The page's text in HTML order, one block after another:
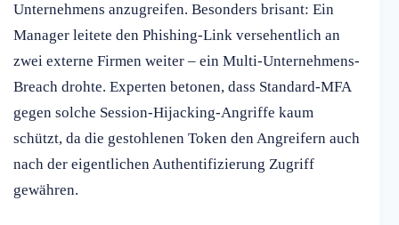
Unternehmens anzugreifen. Besonders brisant: Ein
Manager leitete den Phishing-Link versehentlich an
zwei externe Firmen weiter – ein Multi-Unternehmens-
Breach drohte. Experten betonen, dass Standard-MFA
gegen solche Session-Hijacking-Angriffe kaum
schützt, da die gestohlenen Token den Angreifern auch
nach der eigentlichen Authentifizierung Zugriff
gewähren.